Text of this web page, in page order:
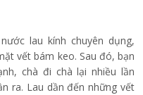
lau kính chuyên dụng,
vết bám keo. Sau đó, bạn
chà đi chà lại nhiều lần
ra. Lau dần đến những vết